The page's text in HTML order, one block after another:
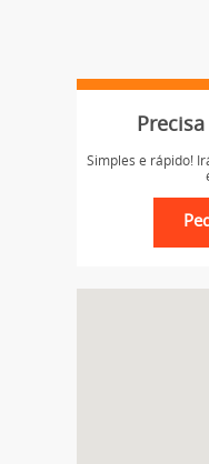
Simples e rápido!